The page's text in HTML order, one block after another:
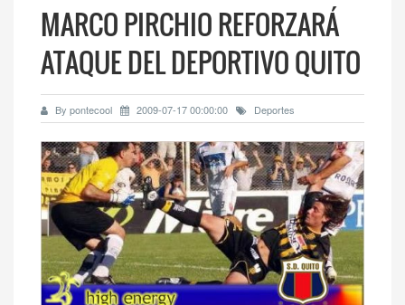
MARCO PIRCHIO REFORZARÁ
ATAQUE DEL DEPORTIVO QUITO
By pontecool 2009-07-17 00:00:00 Deportes